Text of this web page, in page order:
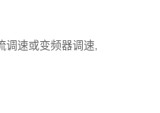
调速或变频器调速,